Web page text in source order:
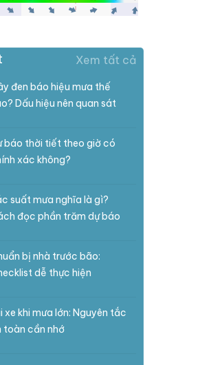
Xem tất cả
đen báo hiệu mưa thế
Dấu hiệu nên quan sát
báo thời tiết theo giờ có
xác không?
suất mưa nghĩa là gì?
đọc phần trăm dự báo
bị nhà trước bão:
dễ thực hiện
xe khi mưa lớn: Nguyên tắc
toàn cần nhớ